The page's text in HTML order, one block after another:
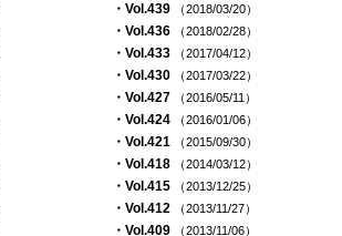
・Vol.439 （2018/03/20）
・Vol.436 （2018/02/28）
・Vol.433 （2017/04/12）
・Vol.430 （2017/03/22）
・Vol.427 （2016/05/11）
・Vol.424 （2016/01/06）
・Vol.421 （2015/09/30）
・Vol.418 （2014/03/12）
・Vol.415 （2013/12/25）
・Vol.412 （2013/11/27）
・Vol.409 （2013/11/06）